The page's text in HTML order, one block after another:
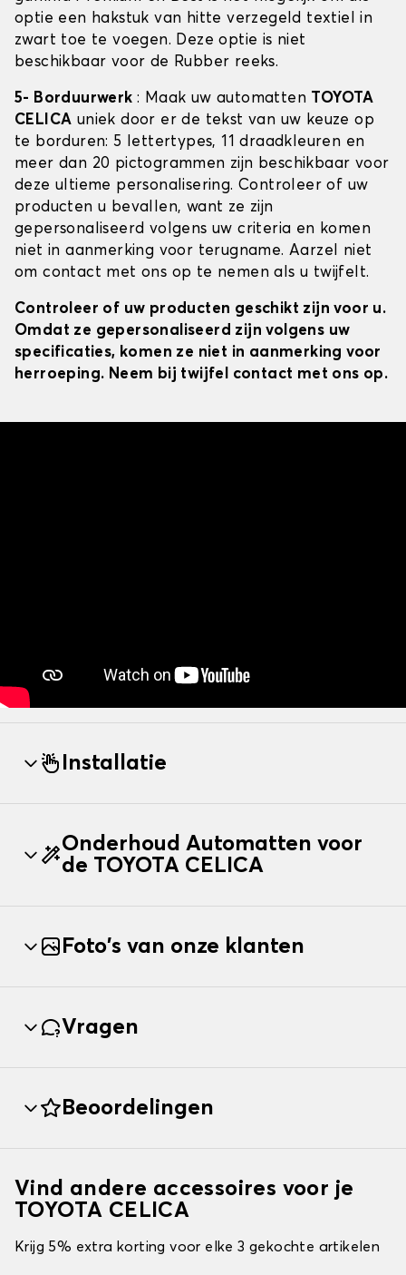
optie een hakstuk van hitte verzegeld textiel in
zwart toe te voegen. Deze optie is niet
beschikbaar voor de Rubber reeks.
5- Borduurwerk : Maak uw automatten TOYOTA
CELICA uniek door er de tekst van uw keuze op
te borduren: 5 lettertypes, 11 draadkleuren en
meer dan 20 pictogrammen zijn beschikbaar voor
deze ultieme personalisering. Controleer of uw
producten u bevallen, want ze zijn
gepersonaliseerd volgens uw criteria en komen
niet in aanmerking voor terugname. Aarzel niet
om contact met ons op te nemen als u twijfelt.
Controleer of uw producten geschikt zijn voor u.
Omdat ze gepersonaliseerd zijn volgens uw
specificaties, komen ze niet in aanmerking voor
herroeping. Neem bij twijfel contact met ons op.
Installatie
Onderhoud Automatten voor
de TOYOTA CELICA
Foto's van onze klanten
Vragen
Beoordelingen
Vind andere accessoires voor je
TOYOTA CELICA
Krijg 5% extra korting voor elke 3 gekochte artikelen